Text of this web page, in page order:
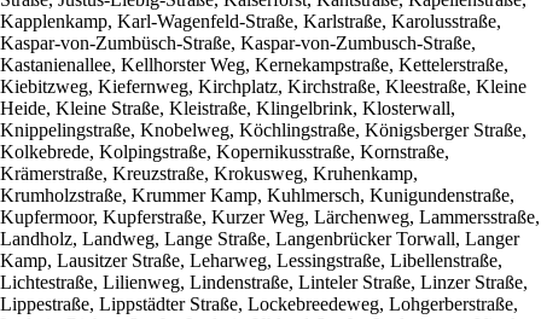
Kapplenkamp, Karl-Wagenfeld-Straße, Karlstraße, Karolusstraße,
Kaspar-von-Zumbüsch-Straße, Kaspar-von-Zumbusch-Straße,
Kastanienallee, Kellhorster Weg, Kernekampstraße, Kettelerstraße,
Kiebitzweg, Kiefernweg, Kirchplatz, Kirchstraße, Kleestraße, Kleine
Heide, Kleine Straße, Kleistraße, Klingelbrink, Klosterwall,
Knippelingstraße, Knobelweg, Köchlingstraße, Königsberger Straße,
Kolkebrede, Kolpingstraße, Kopernikusstraße, Kornstraße,
Krämerstraße, Kreuzstraße, Krokusweg, Kruhenkamp,
Krumholzstraße, Krummer Kamp, Kuhlmersch, Kunigundenstraße,
Kupfermoor, Kupferstraße, Kurzer Weg, Lärchenweg, Lammersstraße,
Landholz, Landweg, Lange Straße, Langenbrücker Torwall, Langer
Kamp, Lausitzer Straße, Leharweg, Lessingstraße, Libellenstraße,
Lichtestraße, Lilienweg, Lindenstraße, Linteler Straße, Linzer Straße,
Lippestraße, Lippstädter Straße, Lockebreedeweg, Lohgerberstraße,